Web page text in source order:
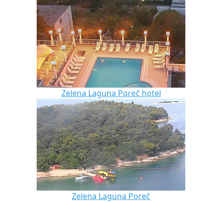
Zelena Laguna Poreč hotel
Zelena Laguna Poreč